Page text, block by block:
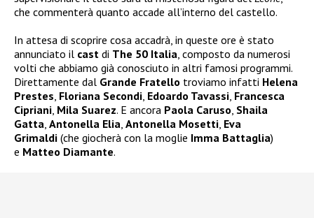
che commenterà quanto accade all’interno del castello.
In attesa di scoprire cosa accadrà, in queste ore è stato
annunciato il cast di The 50 Italia, composto da numerosi
volti che abbiamo già conosciuto in altri famosi programmi.
Direttamente dal Grande Fratello troviamo infatti Helena
Prestes, Floriana Secondi, Edoardo Tavassi, Francesca
Cipriani, Mila Suarez. E ancora Paola Caruso, Shaila
Gatta, Antonella Elia, Antonella Mosetti, Eva
Grimaldi (che giocherà con la moglie Imma Battaglia)
e Matteo Diamante.